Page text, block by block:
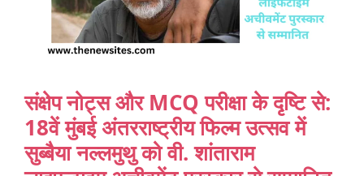
संक्षेप नोट्स और MCQ परीक्षा के दृष्टि से:
18वें मुंबई अंतरराष्ट्रीय फिल्म उत्सव में
सुब्बैया नल्लमुथु को वी. शांताराम